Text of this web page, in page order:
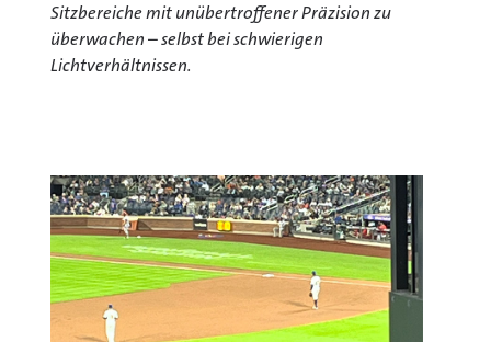
Sitzbereiche mit unübertroffener Präzision zu
überwachen–selbst bei schwierigen
Lichtverhältnissen.